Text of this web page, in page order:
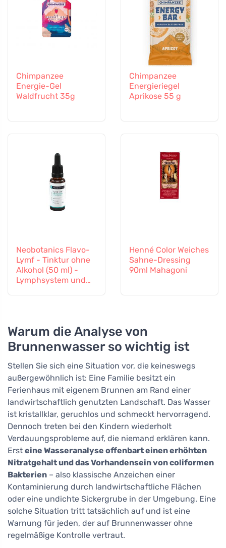
Chimpanzee
Energie-Gel
Waldfrucht 35g
Chimpanzee
Energieriegel
Aprikose 55 g
Neobotanics Flavo-
Lymf - Tinktur ohne
Alkohol (50 ml) -
Lymphsystem und
Henné Color Weiches
Sahne-Dressing
90ml Mahagoni
Warum die Analyse von
Brunnenwasser so wichtig ist
Stellen Sie sich eine Situation vor, die keineswegs
außergewöhnlich ist: Eine Familie besitzt ein
Ferienhaus mit eigenem Brunnen am Rand einer
landwirtschaftlich genutzten Landschaft. Das Wasser
ist kristallklar, geruchlos und schmeckt hervorragend.
Dennoch treten bei den Kindern wiederholt
Verdauungsprobleme auf, die niemand erklären kann.
Erst eine Wasseranalyse offenbart einen erhöhten
Nitratgehalt und das Vorhandensein von coliformen
Bakterien – also klassische Anzeichen einer
Kontaminierung durch landwirtschaftliche Flächen
oder eine undichte Sickergrube in der Umgebung. Eine
solche Situation tritt tatsächlich auf und ist eine
Warnung für jeden, der auf Brunnenwasser ohne
regelmäßige Kontrolle vertraut.